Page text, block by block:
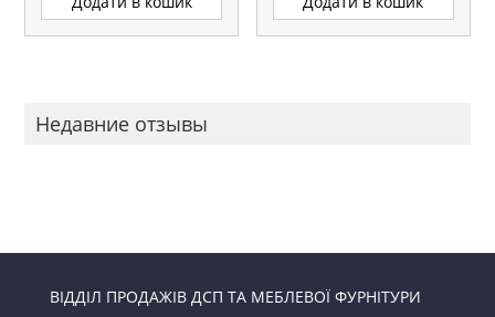
Недавние отзывы
ВІДДІЛ ПРОДАЖІВ ДСП ТА МЕБЛЕВОЇ ФУРНІТУРИ